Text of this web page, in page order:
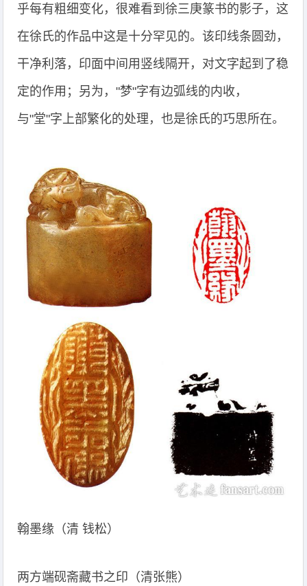
乎每有粗细变化，很难看到徐三庚篆书的影子，这
在徐氏的作品中这是十分罕见的。该印线条圆劲，
干净利落，印面中间用竖线隔开，对文字起到了稳
定的作用；另为，"梦"字有边弧线的内收，
与"堂"字上部繁化的处理，也是徐氏的巧思所在。
翰墨缘（清 钱松）
两方端砚斋藏书之印（清张熊）